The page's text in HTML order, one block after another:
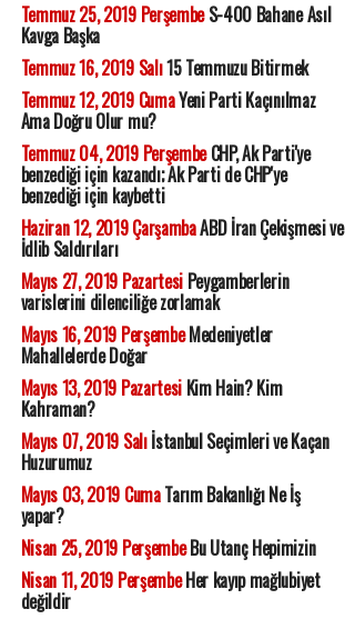
Temmuz 25, 2019 PerşembeS-400 Bahane Asıl
Kavga Başka
Temmuz 16, 2019 Salı15 Temmuzu Bitirmek
Temmuz 12, 2019 CumaYeni Parti Kaçınılmaz
Ama Doğru Olur mu?
Temmuz 04, 2019 PerşembeCHP, Ak Parti'ye
benzediği için kazandı; Ak Parti de CHP'ye
benzediği için kaybetti
Haziran 12, 2019 ÇarşambaABD İran Çekişmesi ve
İdlib Saldırıları
Mayıs 27, 2019 PazartesiPeygamberlerin
varislerini dilenciliğe zorlamak
Mayıs 16, 2019 PerşembeMedeniyetler
Mahallelerde Doğar
Mayıs 13, 2019 PazartesiKim Hain? Kim
Kahraman?
Mayıs 07, 2019 Salıİstanbul Seçimleri ve Kaçan
Huzurumuz
Mayıs 03, 2019 CumaTarım Bakanlığı Ne İş
yapar?
Nisan 25, 2019 PerşembeBu Utanç Hepimizin
Nisan 11, 2019 PerşembeHer kayıp mağlubiyet
değildir